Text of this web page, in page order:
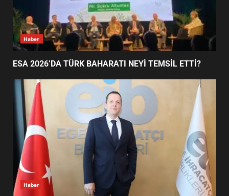
3
EİB’DE KRİTİK ATAMA:
SÜRDÜRÜLEBİLİRLİKTE NE
DEĞİŞECEK?
4
FİNALİNDE NE BAŞARDI?
5
BALIKESİR MÜZELERİNDE SÜRE
UZATILDI: NE DEĞİŞTİ?
Haber
ESA 2026’DA TÜRK BAHARATI NEYİ TEMSİL ETTİ?
Haber